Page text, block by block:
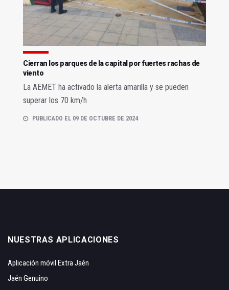
Cierran los parques de la capital por fuertes rachas de
viento
La AEMET ha activado la alerta amarilla y se pueden
superar los 70 km/h
PUBLICADO EL 09 DE OCTUBRE DE 2024
NUESTRAS APLICACIONES
Aplicación móvil Extra Jaén
Jaén Genuino